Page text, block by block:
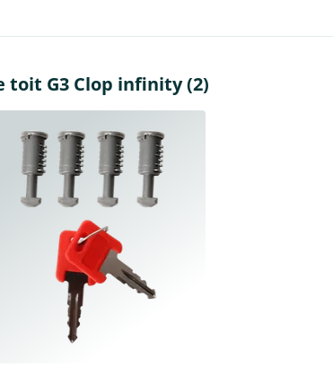
toit G3 Clop infinity (2)